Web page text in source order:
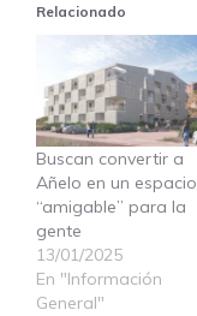
Relacionado
Buscan convertir a
Añelo en un espacio
“amigable” para la
gente
13/01/2025
En "Información
General"